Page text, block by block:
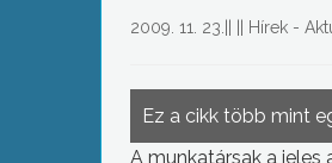
2009. 11. 23. Hírek -
Ez a cikk több mint
A munkatársak a